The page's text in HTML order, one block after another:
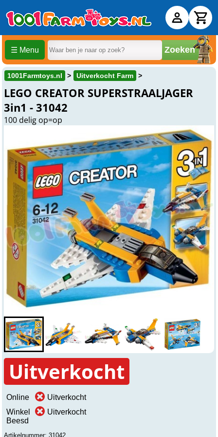
☰ Menu Zoeken
1001Farmtoys.nl Uitverkocht Farm
LEGO CREATOR SUPERSTRAALJAGER
3in1 - 31042
100 delig op=op
Uitverkocht
Online
Uitverkocht
Winkel
Beesd
Uitverkocht
Artikelnummer: 31042